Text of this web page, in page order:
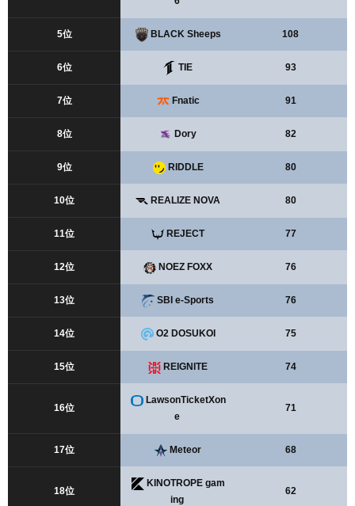
5位 BLACK Sheeps 108
6位 TIE 93
7位 Fnatic 91
8位 Dory 82
9位 RIDDLE 80
10位 REALIZE NOVA 80
11位 REJECT 77
12位 NOEZ FOXX 76
13位 SBI e-Sports 76
14位 O2 DOSUKOI 75
15位 REIGNITE 74
16位
LawsonTicketXon
e
71
17位 Meteor 68
18位
KINOTROPE gam
ing
62